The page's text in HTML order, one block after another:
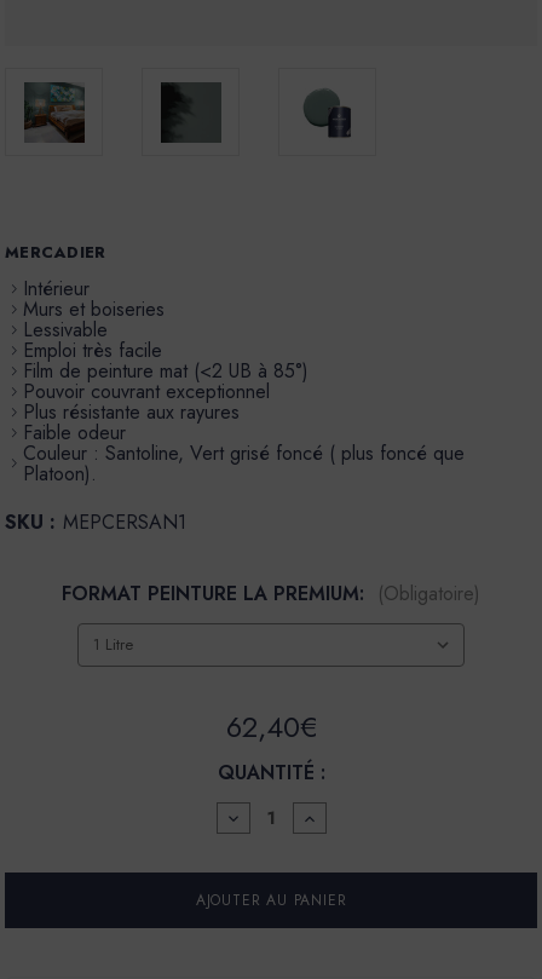
MERCADIER
Intérieur
Murs et boiseries
Lessivable
Emploi très facile
Film de peinture mat (<2 UB à 85°)
Pouvoir couvrant exceptionnel
Plus résistante aux rayures
Faible odeur
Couleur : Santoline, Vert grisé foncé ( plus foncé que
Platoon).
SKU : MEPCERSAN1
FORMAT PEINTURE LA PREMIUM: (Obligatoire)
62,40€
QUANTITÉ :
DIMINUER
LA
POUR
PEINTURE
LA
AUGMENTER
LA
POUR
PEINTURE
LA